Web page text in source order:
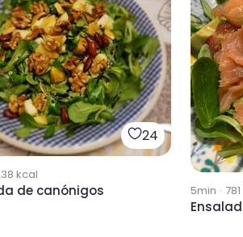
24
kcal
de canónigos 5min · 781